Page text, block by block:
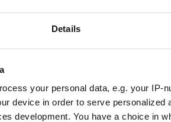
Details
your personal data, e.g. your IP-
device in order to serve personalized
development. You have a choice in
Montre plus
avis
M Macst